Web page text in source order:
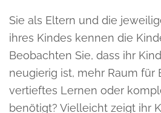
Sie als Eltern und die
ihres Kindes kennen die
Beobachten Sie, dass ihr
neugierig ist, mehr Raum für
vertieftes Lernen oder
benötigt? Vielleicht zeigt ihr